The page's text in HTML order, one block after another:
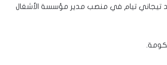
تيجاني تيام في منصب مدير مؤسسة الأشغال